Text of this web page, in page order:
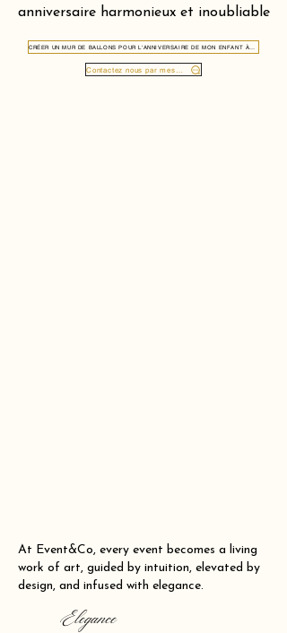
anniversaire harmonieux et inoubliable
At Event&Co, every event becomes a living
work of art, guided by intuition, elevated by
design, and infused with elegance.
Elegance